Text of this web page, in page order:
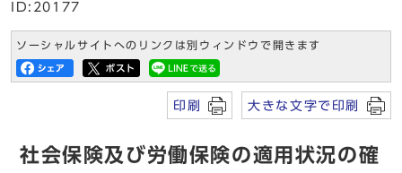
ID:20177
ソーシャルサイトへのリンクは別ウィンドウで開きます
印刷 大きな文字で印刷
社会保険及び労働保険の適用状況の確